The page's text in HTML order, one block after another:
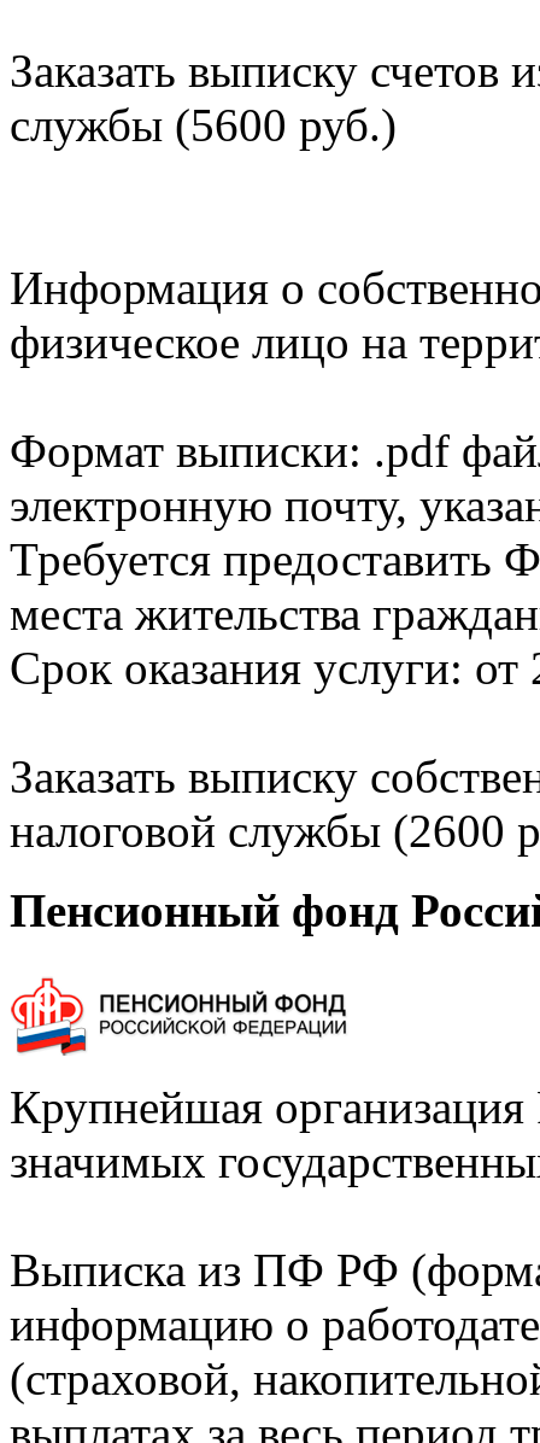
Заказать выписку счетов
службы (5600 руб.)
Информация о
физическое лицо на
Формат выписки: .pdf
электронную почту,
Требуется
места жительства
Срок оказания услуги: от
Заказать выписку
налоговой службы (2600
Пенсионный фонд
Крупнейшая
значимых
Выписка из ПФ РФ
информацию о
(страховой,
выплатах за весь период